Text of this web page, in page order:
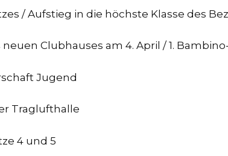
/ Aufstieg in die höchste Klasse des
neuen Clubhauses am 4. April / 1.
Jugend
Traglufthalle
4 und 5